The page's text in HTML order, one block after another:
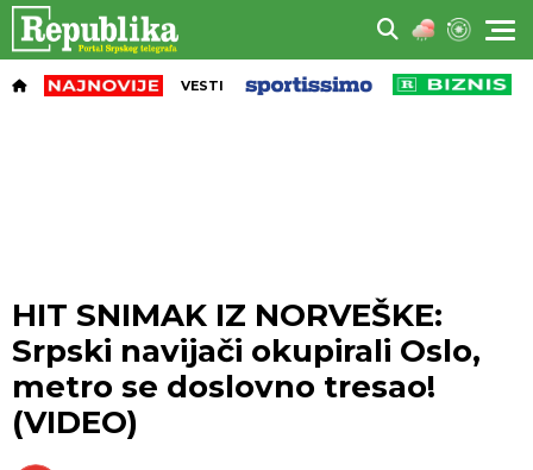
VESTI
HIT SNIMAK IZ NORVEŠKE:
Srpski navijači okupirali Oslo,
metro se doslovno tresao!
(VIDEO)